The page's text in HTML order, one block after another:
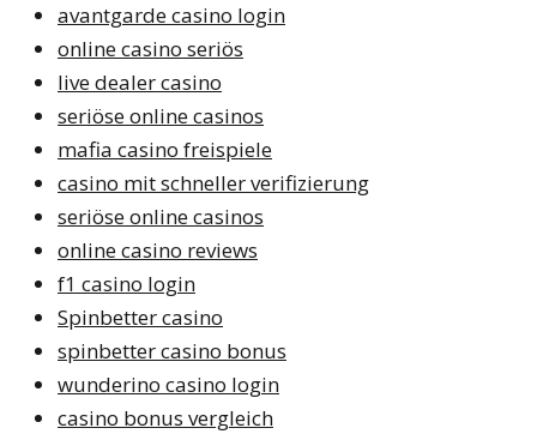
avantgarde casino login
online casino seriös
live dealer casino
seriöse online casinos
mafia casino freispiele
casino mit schneller verifizierung
seriöse online casinos
online casino reviews
f1 casino login
Spinbetter casino
spinbetter casino bonus
wunderino casino login
casino bonus vergleich